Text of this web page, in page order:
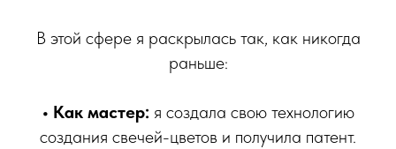
В этой сфере я раскрылась так, как никогда
раньше:
• Как мастер: я создала свою технологию
создания свечей-цветов и получила патент.